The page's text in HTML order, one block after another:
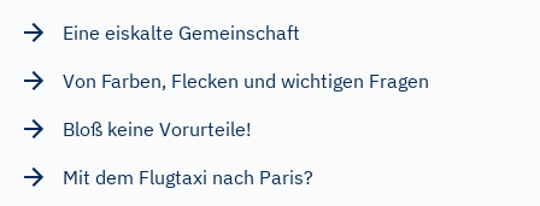
Eine eiskalte Gemeinschaft
Von Farben, Flecken und wichtigen Fragen
Bloß keine Vorurteile!
Mit dem Flugtaxi nach Paris?